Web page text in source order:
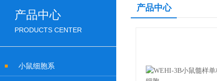
产品中心
PRODUCTS CENTER
小鼠细胞系
产品中心